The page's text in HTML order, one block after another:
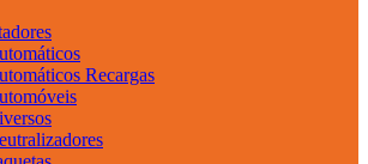
Recargas